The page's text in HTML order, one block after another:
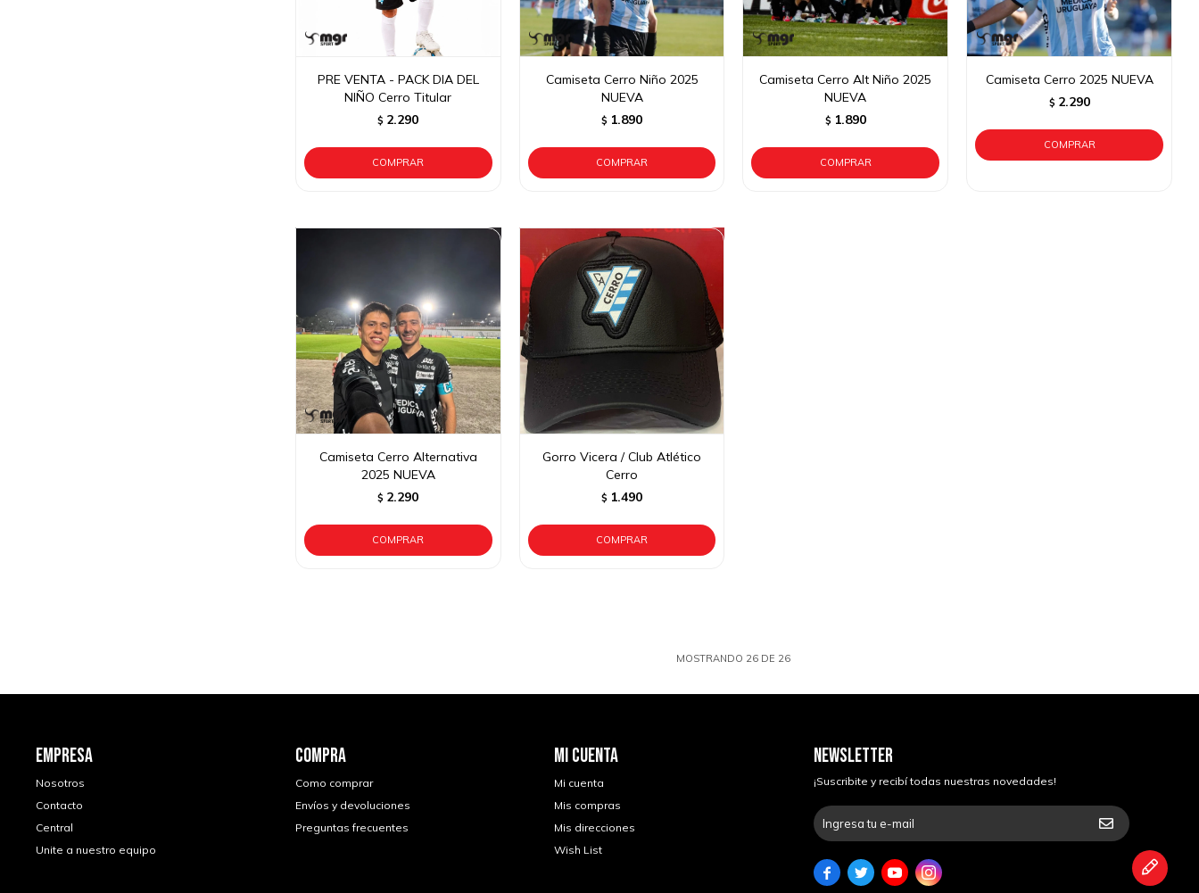
PRE VENTA - PACK DIA DEL
NIÑO Cerro Titular
$ 2.290
Camiseta Cerro Niño 2025
NUEVA
$ 1.890
Camiseta Cerro Alt Niño 2025
NUEVA
$ 1.890
Camiseta Cerro 2025 NUEVA
$ 2.290
Camiseta Cerro Alternativa
2025 NUEVA
$ 2.290
Gorro Vicera / Club Atlético
Cerro
$ 1.490
MOSTRANDO 26 DE 26
EMPRESA
Nosotros
Contacto
Central
Unite a nuestro equipo
COMPRA
Como comprar
Envíos y devoluciones
Preguntas frecuentes
MI CUENTA
Mi cuenta
Mis compras
Mis direcciones
Wish List
NEWSLETTER
¡Suscribite y recibí todas nuestras novedades!
   